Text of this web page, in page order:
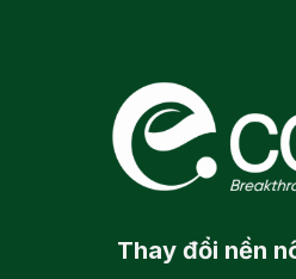
Thay đổi nền